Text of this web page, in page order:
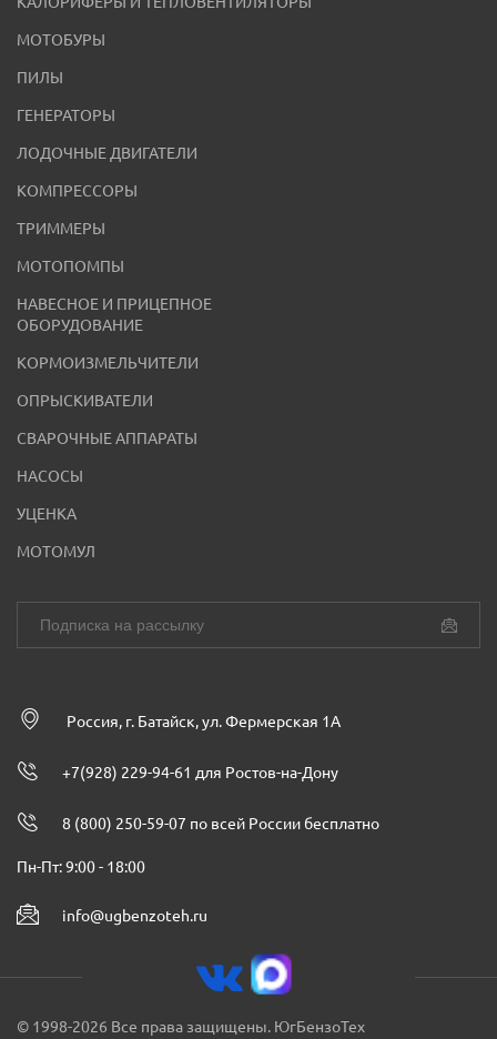
МОТОБУРЫ
ПИЛЫ
ГЕНЕРАТОРЫ
ЛОДОЧНЫЕ ДВИГАТЕЛИ
КОМПРЕССОРЫ
ТРИММЕРЫ
МОТОПОМПЫ
НАВЕСНОЕ И ПРИЦЕПНОЕ
ОБОРУДОВАНИЕ
КОРМОИЗМЕЛЬЧИТЕЛИ
ОПРЫСКИВАТЕЛИ
СВАРОЧНЫЕ АППАРАТЫ
НАСОСЫ
УЦЕНКА
МОТОМУЛ
Россия, г. Батайск, ул. Фермерская 1А
+7(928) 229-94-61 для Ростов-на-Дону
8 (800) 250-59-07 по всей России бесплатно
Пн-Пт: 9:00 - 18:00
info@ugbenzoteh.ru
© 1998-2026 Все права защищены. ЮгБензоТех